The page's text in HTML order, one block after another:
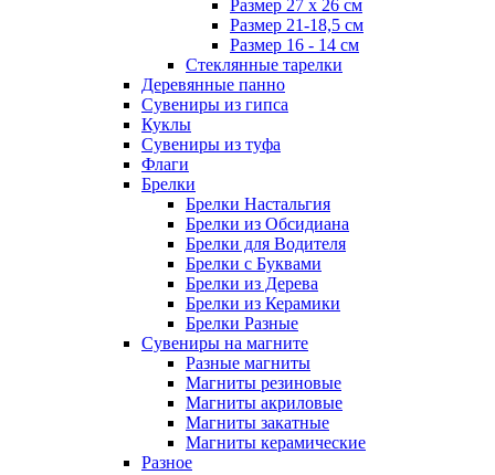
Размер 27 х 26 см
Размер 21-18,5 см
Размер 16 - 14 см
Стеклянные тарелки
Деревянные панно
Сувениры из гипса
Куклы
Сувениры из туфа
Флаги
Брелки
Брелки Настальгия
Брелки из Обсидиана
Брелки для Водителя
Брелки с Буквами
Брелки из Дерева
Брелки из Керамики
Брелки Разные
Сувениры на магните
Разные магниты
Магниты резиновые
Магниты акриловые
Магниты закатные
Магниты керамические
Разное